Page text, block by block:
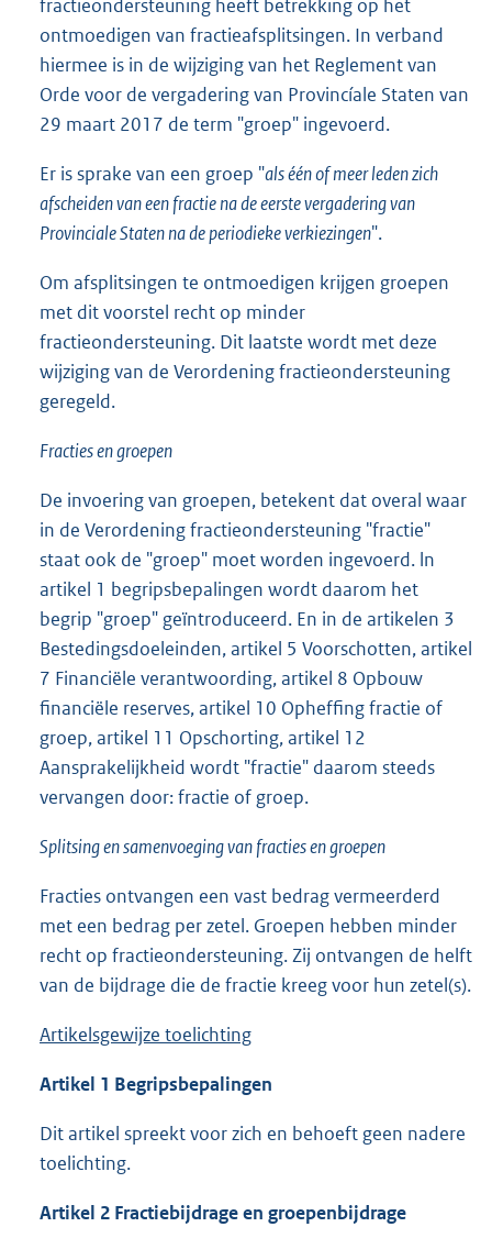
fractieondersteuning heeft betrekking op het
ontmoedigen van fractieafsplitsingen. In verband
hiermee is in de wijziging van het Reglement van
Orde voor de vergadering van Provincíale Staten van
29 maart 2017 de term "groep" ingevoerd.
Er is sprake van een groep "als één of meer leden zich
afscheiden van een fractie na de eerste vergadering van
Provinciale Staten na de periodieke verkiezingen".
Om afsplitsingen te ontmoedigen krijgen groepen
met dit voorstel recht op minder
fractieondersteuning. Dit laatste wordt met deze
wijziging van de Verordening fractieondersteuning
geregeld.
Fracties en groepen
De invoering van groepen, betekent dat overal waar
in de Verordening fractieondersteuning "fractie"
staat ook de "groep" moet worden ingevoerd. ln
artikel 1 begripsbepalingen wordt daarom het
begrip "groep" geïntroduceerd. En in de artikelen 3
Bestedingsdoeleinden, artikel 5 Voorschotten, artikel
7 Financiële verantwoording, artikel 8 Opbouw
financiële reserves, artikel 10 Opheffing fractie of
groep, artikel 11 Opschorting, artikel 12
Aansprakelijkheid wordt "fractie" daarom steeds
vervangen door: fractie of groep.
Splitsing en samenvoeging van fracties en groepen
Fracties ontvangen een vast bedrag vermeerderd
met een bedrag per zetel. Groepen hebben minder
recht op fractieondersteuning. Zij ontvangen de helft
van de bijdrage die de fractie kreeg voor hun zetel(s).
Artikelsgewijze toelichting
Artikel 1 Begripsbepalingen
Dit artikel spreekt voor zich en behoeft geen nadere
toelichting.
Artikel 2 Fractiebijdrage en groepenbijdrage